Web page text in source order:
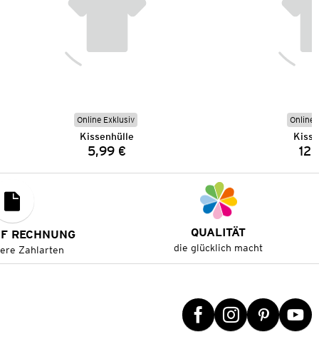
Online Exklusiv
Kissenhülle
Preis:
5,99 €
Online
RECHNUNG
Zahlarten
QUALITÄT
die glücklich macht